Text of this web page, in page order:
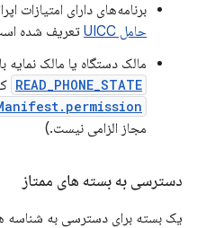
برنامه‌های دارای امتیازات
حامل UICC
تعریف شده
مالک دستگاه یا مالک نمایه
READ_PHONE_STATE
مجاز الزامی نیست.)
دسترسی به بسته های ممتاز
یک بسته برای دسترسی به شناسه